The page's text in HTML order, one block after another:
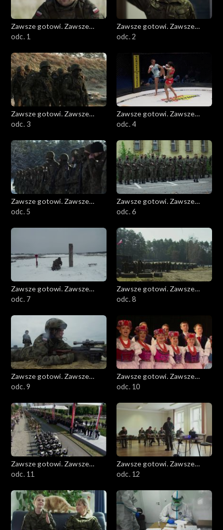
Zawsze gotowi. Zawsze
blisko
odc. 1
Zawsze gotowi. Zawsze
blisko
odc. 2
Zawsze gotowi. Zawsze
blisko
odc. 3
Zawsze gotowi. Zawsze
blisko
odc. 4
Zawsze gotowi. Zawsze
blisko
odc. 5
Zawsze gotowi. Zawsze
blisko
odc. 6
Zawsze gotowi. Zawsze
blisko
odc. 7
Zawsze gotowi. Zawsze
blisko
odc. 8
Zawsze gotowi. Zawsze
blisko
odc. 9
Zawsze gotowi. Zawsze
blisko
odc. 10
Zawsze gotowi. Zawsze
blisko
odc. 11
Zawsze gotowi. Zawsze
blisko
odc. 12